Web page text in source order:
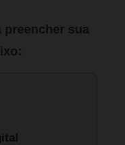
preencher sua